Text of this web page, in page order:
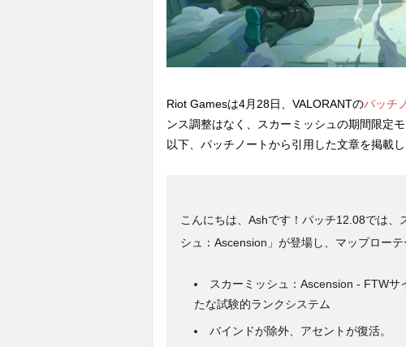
Riot Gamesは4月28日、VALORANTのパッチ
ンス調整はなく、スカーミッシュの期間限定
以下、パッチノートから引用した文章を掲載し
こんにちは、Ashです！パッチ12.08では
シュ：Ascension」が登場し、マップロー
スカーミッシュ：Ascension - FTW
たな試験的ランクシステム
バインドが除外、アセントが復活。